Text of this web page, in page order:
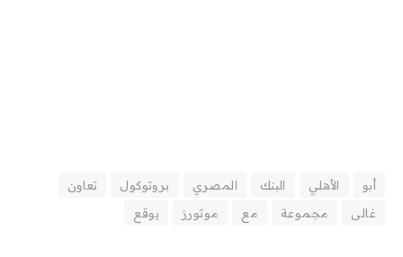
أبو الأهلي البنك المصري بروتوكول
تعاون
غالى
مجموعة مع موتورز يوقع